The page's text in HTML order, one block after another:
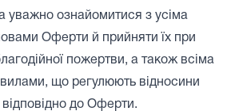
уважно ознайомитися з усіма
Оферти й прийняти їх при
пожертви, а також всіма
що регулюють відносини
відповідно до Оферти.